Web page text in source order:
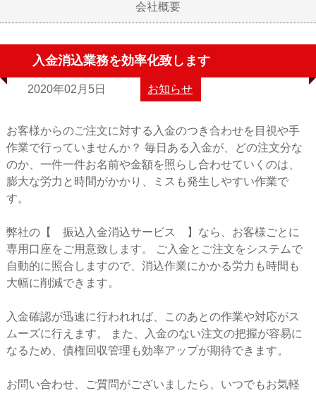
会社概要
入金消込業務を効率化致します
2020年02月5日 お知らせ
お客様からのご注文に対する入金のつき合わせを目視や手
作業で行っていませんか？ 毎日ある入金が、どの注文分な
のか、一件一件お名前や金額を照らし合わせていくのは、
膨大な労力と時間がかかり、ミスも発生しやすい作業で
す。
弊社の【 振込入金消込サービス 】なら、お客様ごとに
専用口座をご用意致します。 ご入金とご注文をシステムで
自動的に照合しますので、消込作業にかかる労力も時間も
大幅に削減できます。
入金確認が迅速に行われれば、このあとの作業や対応がス
ムーズに行えます。 また、入金のない注文の把握が容易に
なるため、債権回収管理も効率アップが期待できます。
お問い合わせ、ご質問がございましたら、いつでもお気軽